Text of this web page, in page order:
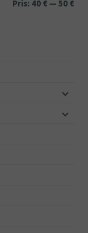
Min
Pris: 40 € — 50 €